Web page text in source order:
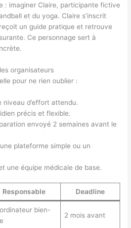
: imaginer Claire, participante fictive
et du yoga. Claire s’inscrit
un guide pratique et retrouve
Ce personnage sert à
organisateurs
pour ne rien oublier :
d’effort attendu.
précis et flexible.
envoyé 2 semaines avant le
plateforme simple ou un
une équipe médicale de base.
Responsable Deadline
bien-
2 mois avant